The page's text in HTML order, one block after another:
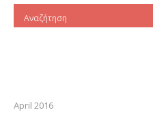
April 2016